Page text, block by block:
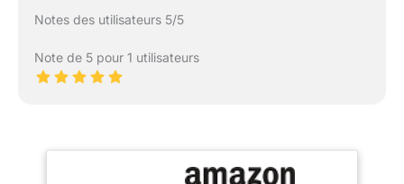
Notes des utilisateurs 5/5
Note de 5 pour 1 utilisateurs